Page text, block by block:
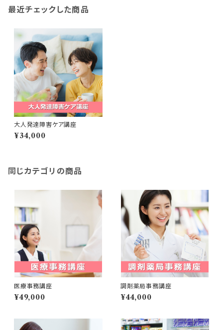
最近チェックした商品
大人発達障害ケア講座
¥34,000
同じカテゴリの商品
医療事務講座
¥49,000
調剤薬局事務講座
¥44,000